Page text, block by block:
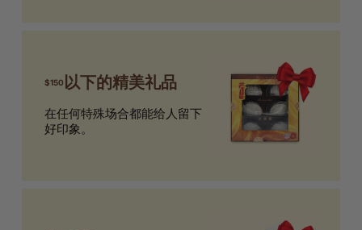
$150 以下的精美礼品
在任何特殊场合都能给人留下
好印象。